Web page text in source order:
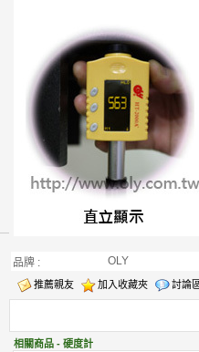
品牌 : OLY
推薦親友 加入收藏夾 討論
相關商品 - 硬度計